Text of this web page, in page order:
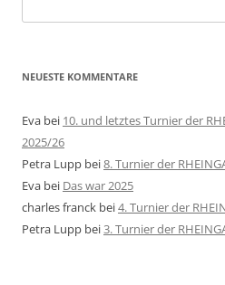
nach:
NEUESTE KOMMENTARE
Eva bei 10. und letztes Turnier der
2025/26
Petra Lupp bei8. Turnier der
Eva bei Das war 2025
charles franck bei4. Turnier der
Petra Lupp bei3. Turnier der